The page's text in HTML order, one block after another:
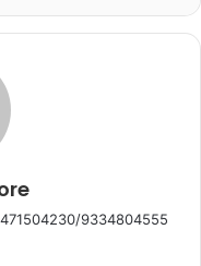
9334804555